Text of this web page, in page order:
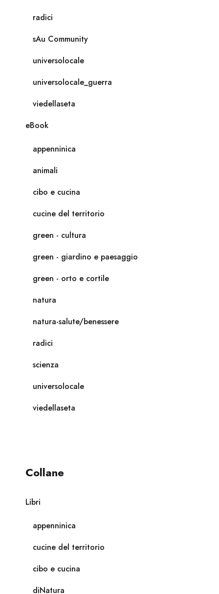
radici
sAu Community
universolocale
universolocale_guerra
viedellaseta
eBook
appenninica
animali
cibo e cucina
cucine del territorio
green - cultura
green - giardino e paesaggio
green - orto e cortile
natura
natura-salute/benessere
radici
scienza
universolocale
viedellaseta
Collane
Libri
appenninica
cucine del territorio
cibo e cucina
diNatura